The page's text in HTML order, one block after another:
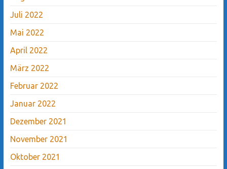
Juli 2022
Mai 2022
April 2022
März 2022
Februar 2022
Januar 2022
Dezember 2021
November 2021
Oktober 2021